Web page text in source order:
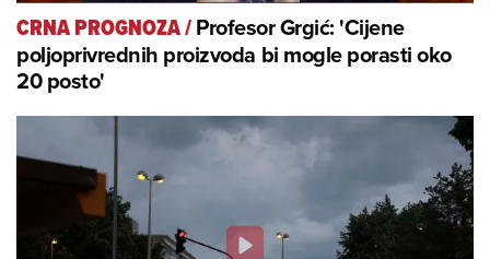
CRNA PROGNOZA/Profesor Grgić: 'Cijene
poljoprivrednih proizvoda bi mogle porasti oko
20 posto'